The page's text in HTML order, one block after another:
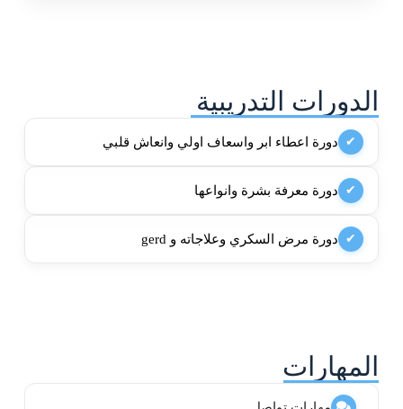
الدورات التدريبية
✔ دورة اعطاء ابر واسعاف اولي وانعاش قلبي
✔ دورة معرفة بشرة وانواعها
✔ دورة مرض السكري وعلاجاته و gerd
المهارات